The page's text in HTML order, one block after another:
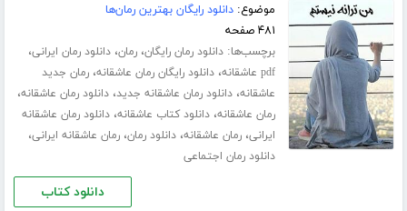
موضوع:دانلود رایگان بهترین رمان‌ها
۴۸۱ صفحه
برچسب‌ها:دانلود رمان رایگان،رمان،دانلود رمان ایرانی،
pdf عاشقانه ،دانلود رایگان رمان عاشقانه،رمان جدید
عاشقانه،دانلود رمان عاشقانه جدید،دانلود رمان عاشقانه،
رمان عاشقانه،دانلود کتاب عاشقانه،دانلود رمان عاشقانه
ایرانی،رمان عاشقانه،دانلود رمان،رمان عاشقانه ایرانی،
دانلود رمان اجتماعی
دانلود کتاب